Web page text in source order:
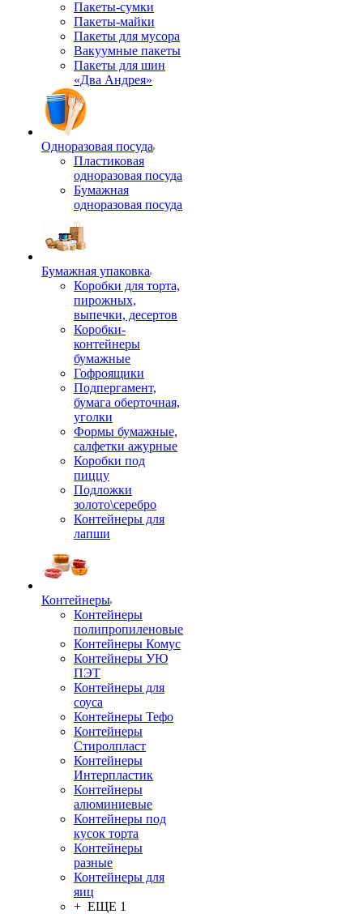
Пакеты-сумки
Пакеты-майки
Пакеты для мусора
Вакуумные пакеты
Пакеты для шин
«Два Андрея»
Одноразовая посуда
Пластиковая
одноразовая посуда
Бумажная
одноразовая посуда
Бумажная упаковка
Коробки для торта,
пирожных,
выпечки, десертов
Коробки-
контейнеры
бумажные
Гофроящики
Подпергамент,
бумага оберточная,
уголки
Формы бумажные,
салфетки ажурные
Коробки под
пиццу
Подложки
золото\серебро
Контейнеры для
лапши
Контейнеры
Контейнеры
полипропиленовые
Контейнеры Комус
Контейнеры УЮ
ПЭТ
Контейнеры для
соуса
Контейнеры Тефо
Контейнеры
Стиролпласт
Контейнеры
Интерпластик
Контейнеры
алюминиевые
Контейнеры под
кусок торта
Контейнеры
разные
Контейнеры для
яиц
+ ЕЩЕ 1